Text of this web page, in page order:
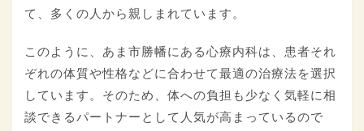
て、多くの人から親しまれています。
このように、あま市勝幡にある心療内科は、患者それ
ぞれの体質や性格などに合わせて最適の治療法を選択
しています。そのため、体への負担も少なく気軽に相
談できるパートナーとして人気が高まっているので